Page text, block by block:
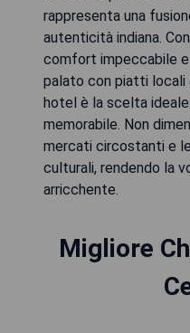
rappresenta una
autenticità indiana.
comfort impeccabile e
palato con piatti locali
hotel è la scelta
memorabile. Non
mercati circostanti e
culturali, rendendo la
arricchente.
Migliore